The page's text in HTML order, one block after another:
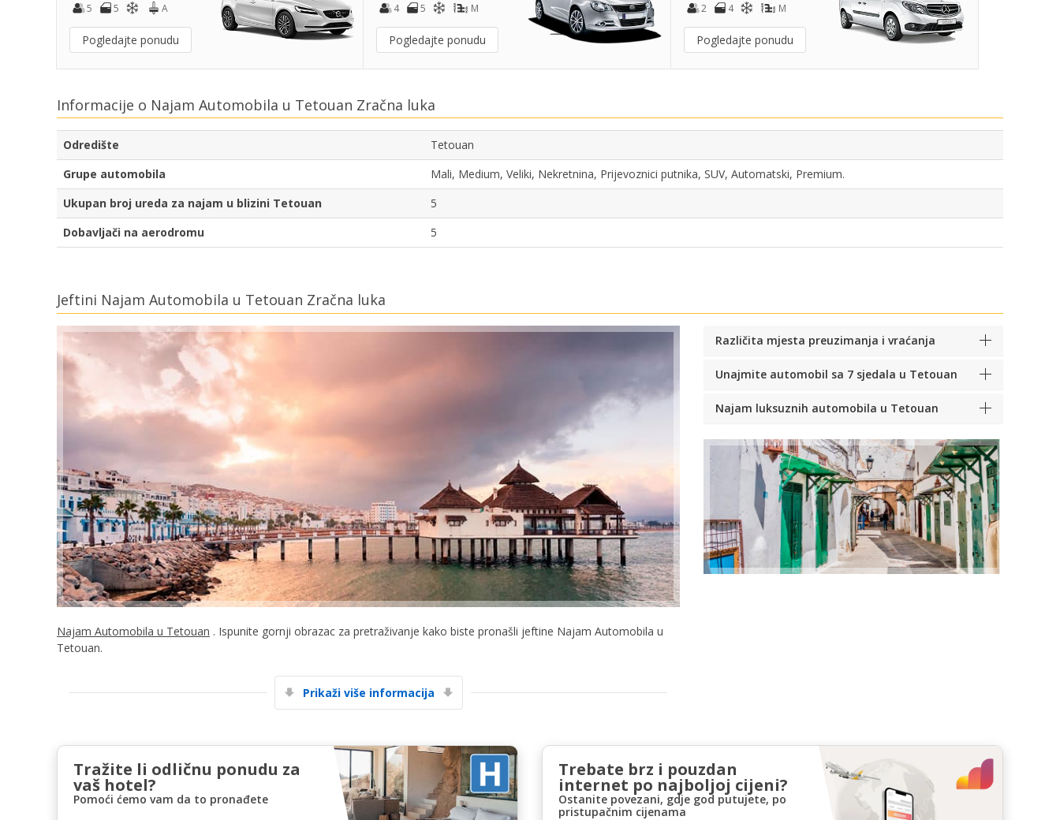
Posebni popusti
Prijava putem eLinka
5
5 A
Pogledajte ponudu
4
5 M
Pogledajte ponudu
2
4 M
Pogledajte ponudu
Informacije o Najam Automobila u Tetouan Zračna luka
Odredište
Tetouan
Grupe automobila
Mali, Medium, Veliki, Nekretnina, Prijevoznici putnika, SUV, Automatski, Premium.
Ukupan broj ureda za najam u blizini Tetouan
5
Dobavljači na aerodromu
5
Jeftini Najam Automobila u Tetouan Zračna luka
Najam Automobila u Tetouan . Ispunite gornji obrazac za pretraživanje kako biste pronašli jeftine Najam Automobila u
Tetouan.
Prikaži više informacija
Različita mjesta preuzimanja i vraćanja
Unajmite automobil sa 7 sjedala u Tetouan
Najam luksuznih automobila u Tetouan
Tražite li odličnu ponudu za
vaš hotel?
Pomoći ćemo vam da to pronađete
Trebate brz i pouzdan
internet po najboljoj cijeni?
Ostanite povezani, gdje god putujete, po
pristupačnim cijenama